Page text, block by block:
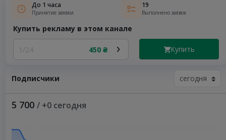
До 1 часа
Принятие заявки
19
Выполнено заявок
Купить рекламу в этом канале
1/24 450 ₴ Купить
Подписчики
5 700 / +0 сегодня